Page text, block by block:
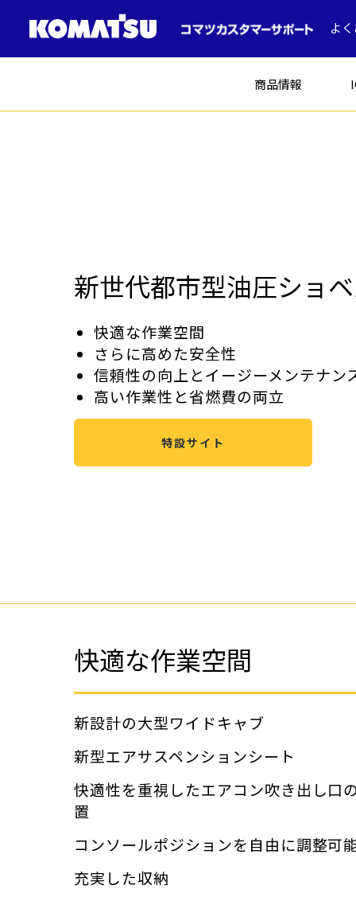
よ
商品情報
土木
金属リサイクル
建設材料・資材
ICT建機
ホイールローダー
発電機器・コンプレッサ
コマツの中古車
新世代都市型油圧ショ
快適な作業空間
さらに高めた安全性
信頼性の向上とイージーメンテナン
高い作業性と省燃費の両立
特設サイト
快適な作業空間
新設計の大型ワイドキャブ
新型エアサスペンションシート
快適性を重視したエアコン吹き出し口
置
コンソールポジションを自由に調整可
充実した収納